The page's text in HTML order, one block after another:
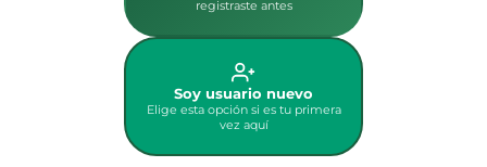
registraste antes
Soy usuario nuevo
Elige esta opción si es tu primera
vez aquí